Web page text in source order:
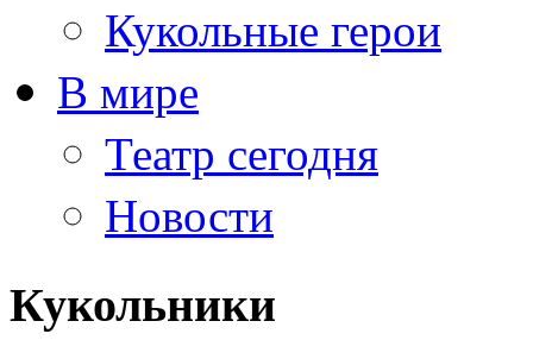
Кукольные герои
В мире
Театр сегодня
Новости
Кукольники